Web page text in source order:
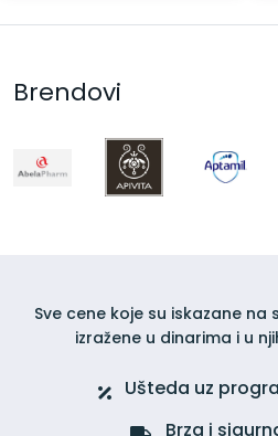
Brendovi
Sve cene koje su iskazane na
izražene u dinarima i u
Ušteda uz
Brza i